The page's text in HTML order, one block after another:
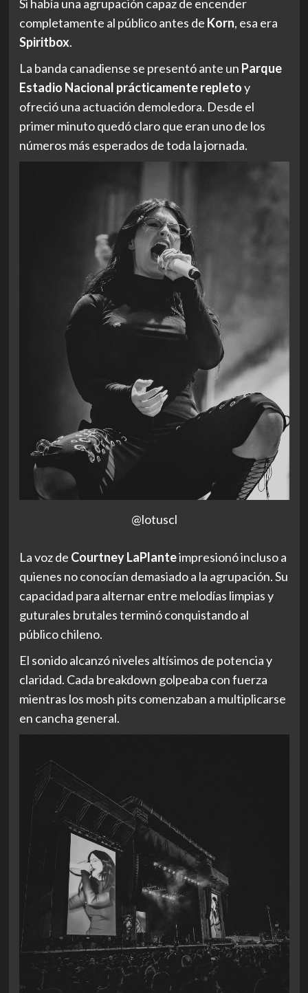
Si había una agrupación capaz de encender
completamente al público antes de Korn, esa era
Spiritbox.
La banda canadiense se presentó ante un Parque
Estadio Nacional prácticamente repletoy
ofreció una actuación demoledora. Desde el
primer minuto quedó claro que eran uno de los
números más esperados de toda la jornada.
@lotuscl
La voz de Courtney LaPlanteimpresionó incluso a
quienes no conocían demasiado a la agrupación. Su
capacidad para alternar entre melodías limpias y
guturales brutales terminó conquistando al
público chileno.
El sonido alcanzó niveles altísimos de potencia y
claridad. Cada breakdown golpeaba con fuerza
mientras los mosh pits comenzaban a multiplicarse
en cancha general.